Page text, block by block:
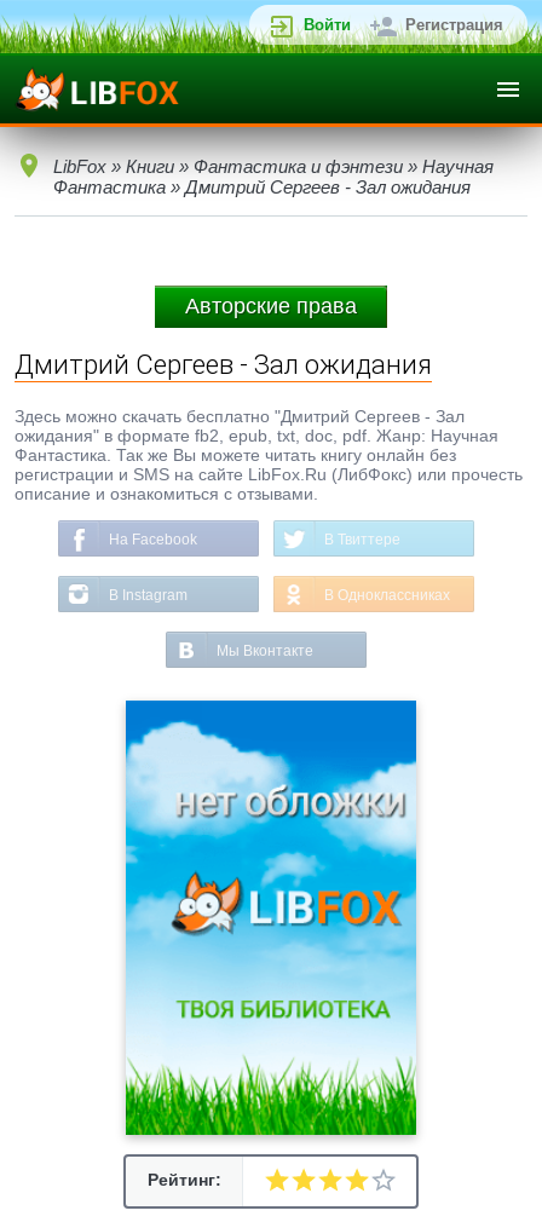
Войти Регистрация
LibFox » Книги » Фантастика и фэнтези » Научная
Фантастика » Дмитрий Сергеев - Зал ожидания
Авторские права
Дмитрий Сергеев - Зал ожидания
Здесь можно скачать бесплатно "Дмитрий Сергеев - Зал
ожидания" в формате fb2, epub, txt, doc, pdf. Жанр: Научная
Фантастика. Так же Вы можете читать книгу онлайн без
регистрации и SMS на сайте LibFox.Ru (ЛибФокс) или прочесть
описание и ознакомиться с отзывами.
На Facebook В Твиттере
В Instagram В Одноклассниках
Мы Вконтакте
Рейтинг: